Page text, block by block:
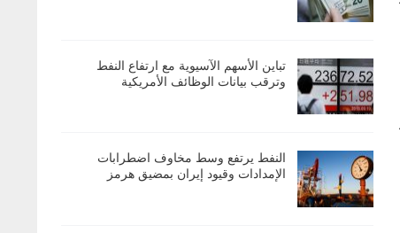
تباين الأسهم الآسيوية مع ارتفاع النفط
وترقب بيانات الوظائف الأمريكية
النفط يرتفع وسط مخاوف اضطرابات
الإمدادات وقيود إيران بمضيق هرمز